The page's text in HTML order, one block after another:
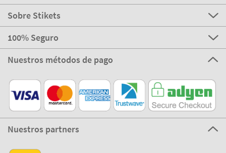
Sobre Stikets
100% Seguro
Nuestros métodos de pago
Nuestros partners